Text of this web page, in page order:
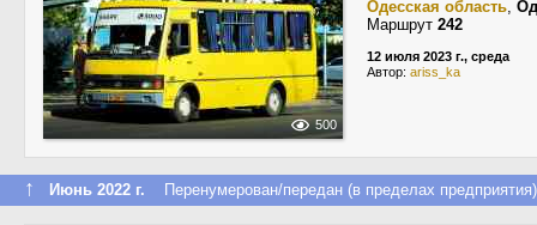
500
Одесская область,
Маршрут 242
12 июля 2023 г., среда
Автор: ariss_ka
↑ Июнь 2022 г. Перенумерован/передан (в пределах предприятия)